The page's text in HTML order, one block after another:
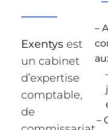
Exentys est
un cabinet
d’expertise
comptable,
de
–
–